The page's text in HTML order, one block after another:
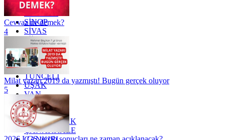
SAKARYA
SAMSUN
SİNOP
SİVAS
SİİRT
TEKİRDAĞ
TOKAT
TRABZON
TUNCELİ
UŞAK
VAN
YALOVA
YOZGAT
ZONGULDAK
ÇANAKKALE
Cevvaz ne demek?
4
Milat yazarı 2019 da yazmıştı! Bugün gerçek oluyor
5